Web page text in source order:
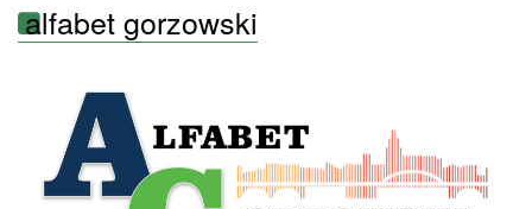
alfabet gorzowski